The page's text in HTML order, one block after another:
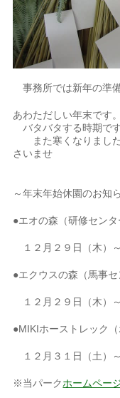
事務所では新年の準
あわただしい年末です。
バタバタする時期で
また寒くなりました
さいませ
～年末年始休園のお知
●エオの森（研修セン
１２月２９日（木）
●エクウスの森（馬事セ
１２月２９日（木）
●MIKIホーストレック
１２月３１日（土）
※当パークホームペー